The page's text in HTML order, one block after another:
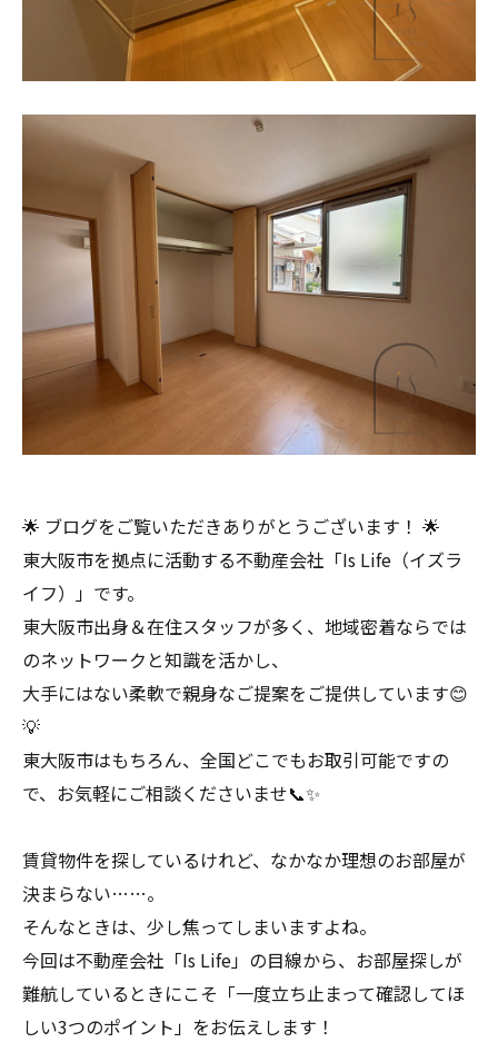
🌟 ブログをご覧いただきありがとうございます！ 🌟
東大阪市を拠点に活動する不動産会社「Is Life（イズラ
イフ）」です。
東大阪市出身＆在住スタッフが多く、地域密着ならでは
のネットワークと知識を活かし、
大手にはない柔軟で親身なご提案をご提供しています😊
💡
東大阪市はもちろん、全国どこでもお取引可能ですの
で、お気軽にご相談くださいませ📞✨
賃貸物件を探しているけれど、なかなか理想のお部屋が
決まらない……。
そんなときは、少し焦ってしまいますよね。
今回は不動産会社「Is Life」の目線から、お部屋探しが
難航しているときにこそ「一度立ち止まって確認してほ
しい3つのポイント」をお伝えします！